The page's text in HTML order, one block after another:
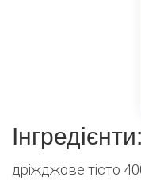
Інгредієнти:
дріжджове тісто